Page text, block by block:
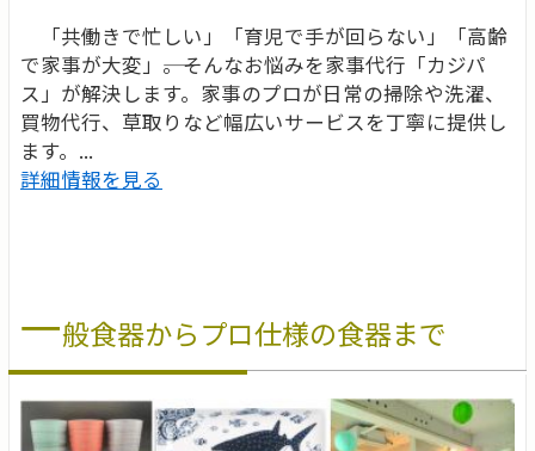
「共働きで忙しい」「育児で手が回らない」「高齢
で家事が大変」――。そんなお悩みを家事代行「カジパ
ス」が解決します。家事のプロが日常の掃除や洗濯、
買物代行、草取りなど幅広いサービスを丁寧に提供し
ます。...
詳細情報を見る
一般食器からプロ仕様の食器まで